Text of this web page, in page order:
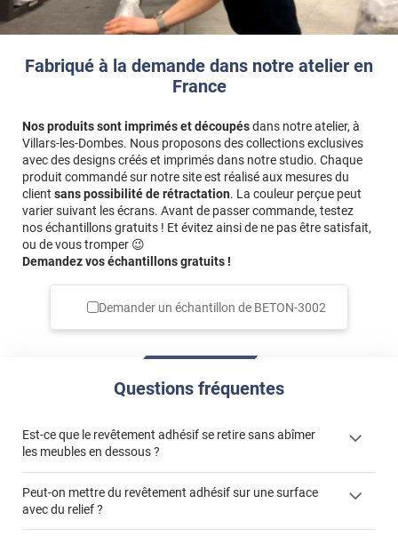
Fabriqué à la demande dans notre atelier en
France
Nos produits sont imprimés et découpésdans notre atelier, à
Villars-les-Dombes. Nous proposons des collections exclusives
avec des designs créés et imprimés dans notre studio. Chaque
produit commandé sur notre site est réalisé aux mesures du
client sans possibilité de rétractation. La couleur perçue peut
varier suivant les écrans. Avant de passer commande, testez
nos échantillons gratuits ! Et évitez ainsi de ne pas être satisfait,
ou de vous tromper 😉
Demandez vos échantillons gratuits !
Demander un échantillon de BETON-3002
Questions fréquentes
Est-ce que le revêtement adhésif se retire sans abîmer
les meubles en dessous ?
Peut-on mettre du revêtement adhésif sur une surface
avec du relief ?